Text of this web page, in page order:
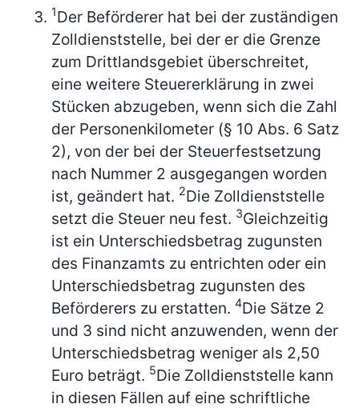
1Der Beförderer hat bei der zuständigen
Zolldienststelle, bei der er die Grenze
zum Drittlandsgebiet überschreitet,
eine weitere Steuererklärung in zwei
Stücken abzugeben, wenn sich die Zahl
der Personenkilometer (§ 10 Abs. 6 Satz
2), von der bei der Steuerfestsetzung
nach Nummer 2 ausgegangen worden
ist, geändert hat. 2Die Zolldienststelle
setzt die Steuer neu fest. 3Gleichzeitig
ist ein Unterschiedsbetrag zugunsten
des Finanzamts zu entrichten oder ein
Unterschiedsbetrag zugunsten des
Beförderers zu erstatten. 4Die Sätze 2
und 3 sind nicht anzuwenden, wenn der
Unterschiedsbetrag weniger als 2,50
Euro beträgt. 5Die Zolldienststelle kann
in diesen Fällen auf eine schriftliche